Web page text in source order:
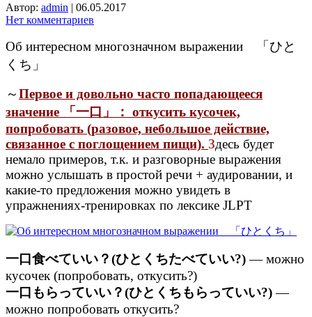
Автор: admin | 06.05.2017
Нет комментариев
Об интересном многозначном выражении 「ひと
くち」
～Первое и довольно часто попадающееся
значение 「一口」： откусить кусочек,
попробовать (разовое, небольшое действие,
связанное с поглощением пищи). Здесь будет
немало примеров, т.к. и разговорные выражения
можно услышать в простой речи + аудировании, и
какие-то предложения можно увидеть в
упражнениях-тренировках по лексике JLPT
一口食べていい？(ひとくちたべていい?)— можно
кусочек (попробовать, откусить?)
一口もらっていい？(ひとくちもらっていい?)—
можно попробовать откусить?